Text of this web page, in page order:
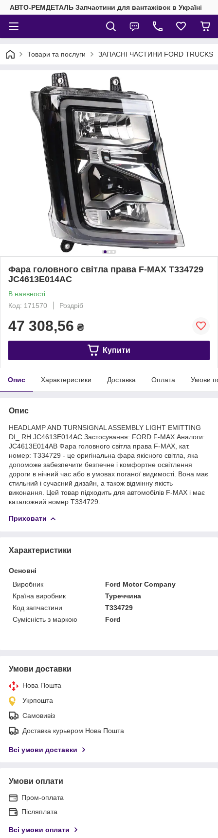
АВТО-РЕМДЕТАЛЬ Запчастини для вантажівок в Україні
Товари та послуги ЗАПАСНІ ЧАСТИНИ FORD TRUCKS
Фара головного світла права F-MAX T334729
JC4613E014AC
В наявності
Код: 171570
Роздріб
47 308,56 ₴
Купити
Опис Характеристики Доставка Оплата Умови
Опис
HEADLAMP AND TURNSIGNAL ASSEMBLY LIGHT EMITTING
DI_ RH JC4613E014AC Застосування: FORD F-MAX Аналоги:
JC4613E014AB Фара головного світла права F-MAX, кат.
номер: T334729 - це оригінальна фара якісного світла, яка
допоможе забезпечити безпечне і комфортне освітлення
дороги в нічний час або в умовах поганої видимості. Вона має
стильний і сучасний дизайн, а також відмінну якість
виконання. Цей товар підходить для автомобілів F-MAX і має
каталожний номер T334729.
Приховати
Характеристики
Основні
Виробник
Ford Motor Company
Країна виробник
Туреччина
Код запчастини
T334729
Сумісність з маркою
Ford
Умови доставки
Нова Пошта
Укрпошта
Самовивіз
Доставка курьером Нова Пошта
Всі умови доставки
Умови оплати
Пром-оплата
Післяплата
Всі умови оплати